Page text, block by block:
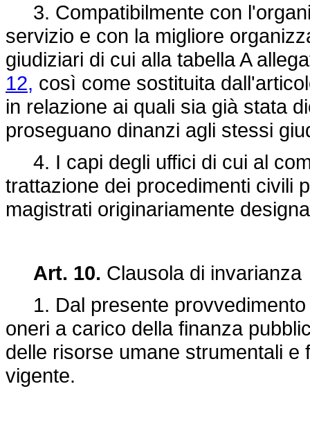
3. Compatibilmente con
servizio e con la migliore
giudiziari di cui alla tabella A
12, così come sostituita
in relazione ai quali sia già stata
proseguano dinanzi agli stessi
4. I capi degli uffici di cui al
trattazione dei procedimenti civili
magistrati originariamente
Art. 10. Clausola di invarianza
1. Dal presente provvedimento
oneri a carico della finanza
delle risorse umane strumentali
vigente.